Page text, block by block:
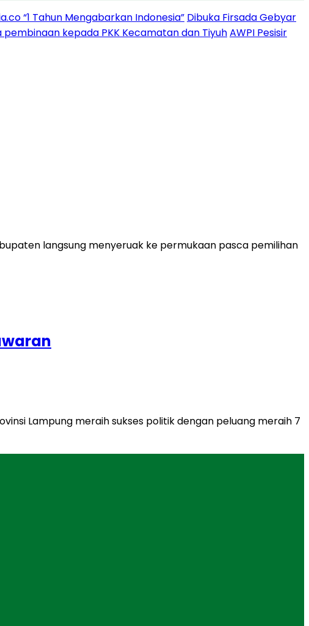
“1 Tahun Mengabarkan Indonesia” Dibuka Firsada Gebyar
pembinaan kepada PKK Kecamatan dan TiyuhAWPI Pesisir
langsung menyeruak ke permukaan pasca pemilihan
Lampung meraih sukses politik dengan peluang meraih 7